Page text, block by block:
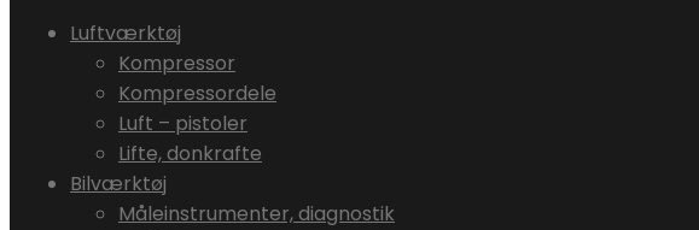
Luftværktøj
Kompressor
Kompressordele
Luft – pistoler
Lifte, donkrafte
Bilværktøj
Måleinstrumenter, diagnostik